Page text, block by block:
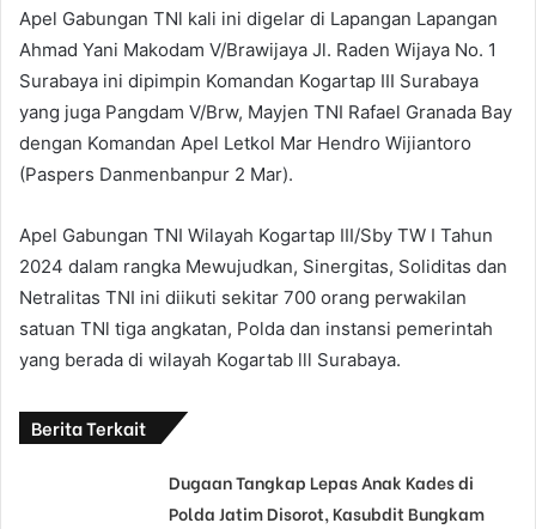
Apel Gabungan TNl kali ini digelar di Lapangan Lapangan
Ahmad Yani Makodam V/Brawijaya Jl. Raden Wijaya No. 1
Surabaya ini dipimpin Komandan Kogartap III Surabaya
yang juga Pangdam V/Brw, Mayjen TNI Rafael Granada Bay
dengan Komandan Apel Letkol Mar Hendro Wijiantoro
(Paspers Danmenbanpur 2 Mar).
Apel Gabungan TNI Wilayah Kogartap III/Sby TW I Tahun
2024 dalam rangka Mewujudkan, Sinergitas, Soliditas dan
Netralitas TNI ini diikuti sekitar 700 orang perwakilan
satuan TNl tiga angkatan, Polda dan instansi pemerintah
yang berada di wilayah Kogartab lll Surabaya.
Berita Terkait
Dugaan Tangkap Lepas Anak Kades di
Polda Jatim Disorot, Kasubdit Bungkam